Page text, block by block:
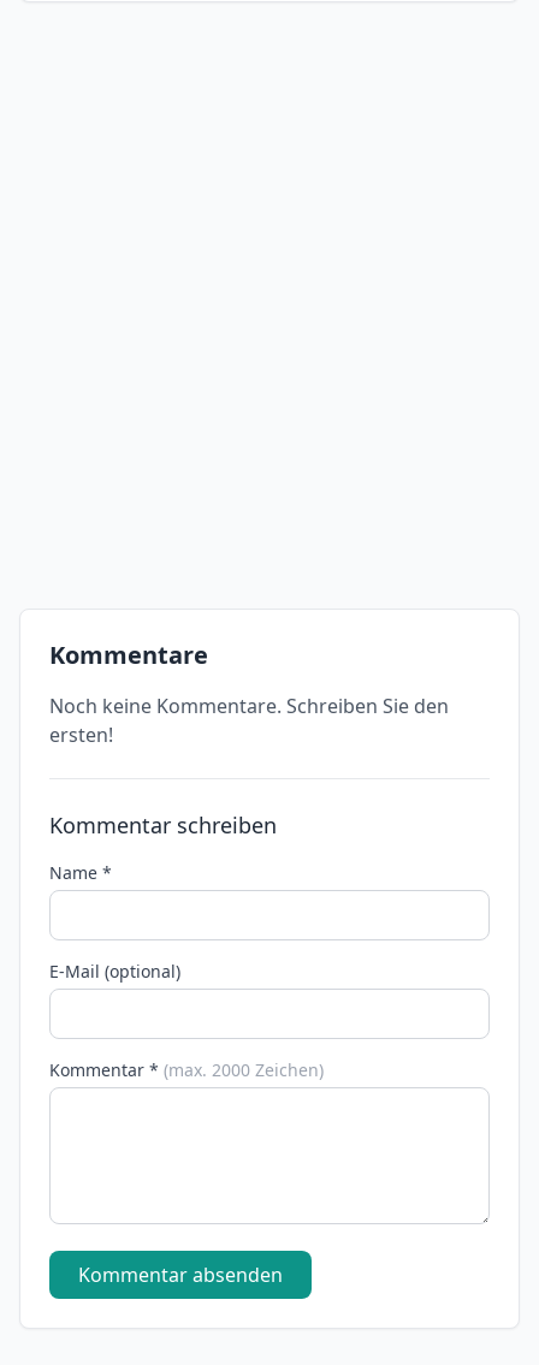
Kommentare
Noch keine Kommentare. Schreiben Sie den
ersten!
Kommentar schreiben
Name *
E-Mail (optional)
Kommentar * (max. 2000 Zeichen)
Kommentar absenden